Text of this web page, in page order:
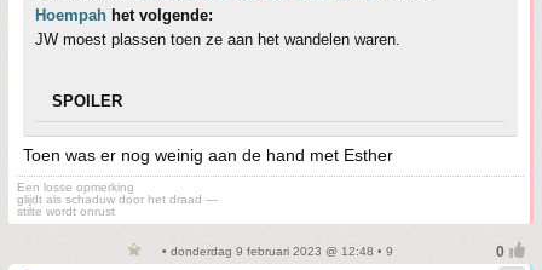
Hoempah het volgende:
JW moest plassen toen ze aan het wandelen waren.
SPOILER
Toen was er nog weinig aan de hand met Esther
Een losse opmerking
glijdt als schaduw door het draad —
stilte wordt onrust
• donderdag 9 februari 2023 @ 12:48 • 9